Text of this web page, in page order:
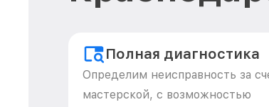
Полная диагностика
Определим неисправность за
мастерской, с возможностью